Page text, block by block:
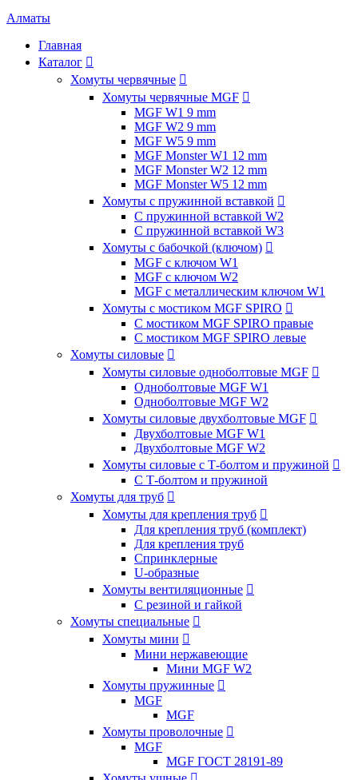
Алматы
Главная
Каталог 
Хомуты червячные 
Хомуты червячные MGF 
MGF W1 9 mm
MGF W2 9 mm
MGF W5 9 mm
MGF Monster W1 12 mm
MGF Monster W2 12 mm
MGF Monster W5 12 mm
Хомуты с пружинной вставкой 
С пружинной вставкой W2
С пружинной вставкой W3
Хомуты с бабочкой (ключом) 
MGF с ключом W1
MGF с ключом W2
MGF с металлическим ключом W1
Хомуты с мостиком MGF SPIRO 
С мостиком MGF SPIRO правые
С мостиком MGF SPIRO левые
Хомуты силовые 
Хомуты силовые одноболтовые MGF 
Одноболтовые MGF W1
Одноболтовые MGF W2
Хомуты силовые двухболтовые MGF 
Двухболтовые MGF W1
Двухболтовые MGF W2
Хомуты силовые с Т-болтом и пружиной 
С Т-болтом и пружиной
Хомуты для труб 
Хомуты для крепления труб 
Для крепления труб (комплект)
Для крепления труб
Спринклерные
U-образные
Хомуты вентиляционные 
С резиной и гайкой
Хомуты специальные 
Хомуты мини 
Мини нержавеющие
Мини MGF W2
Хомуты пружинные 
MGF
MGF
Хомуты проволочные 
MGF
MGF ГОСТ 28191-89